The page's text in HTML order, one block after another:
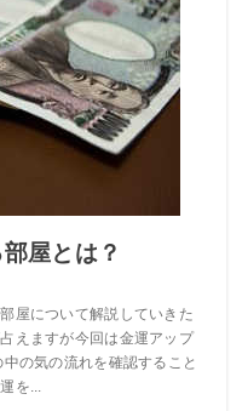
屋とは？
屋について解説していきた
えますが今回は金運アップ
の気の流れを確認すること
を...